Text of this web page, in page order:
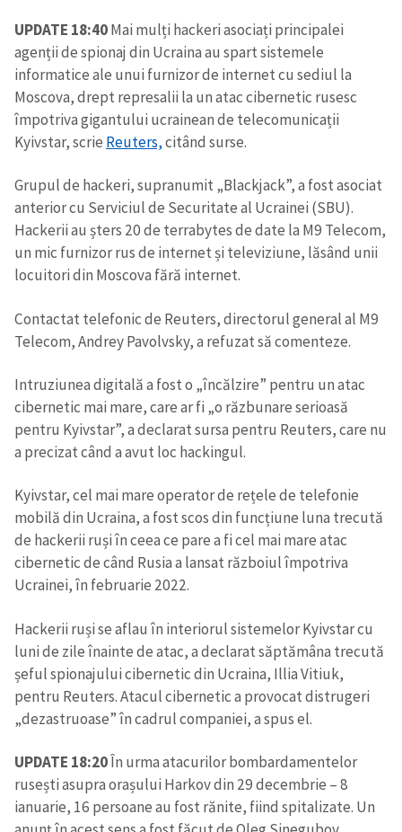
UPDATE 18:40Mai mulți hackeri asociați principalei
agenții de spionaj din Ucraina au spart sistemele
informatice ale unui furnizor de internet cu sediul la
Moscova, drept represalii la un atac cibernetic rusesc
împotriva gigantului ucrainean de telecomunicații
Kyivstar, scrie Reuters,citând surse.
Grupul de hackeri, supranumit „Blackjack”, a fost asociat
anterior cu Serviciul de Securitate al Ucrainei (SBU).
Hackerii au șters 20 de terrabytes de date la M9 Telecom,
un mic furnizor rus de internet și televiziune, lăsând unii
locuitori din Moscova fără internet.
Contactat telefonic de Reuters, directorul general al M9
Telecom, Andrey Pavolvsky, a refuzat să comenteze.
Intruziunea digitală a fost o „încălzire” pentru un atac
cibernetic mai mare, care ar fi „o răzbunare serioasă
pentru Kyivstar”, a declarat sursa pentru Reuters, care nu
a precizat când a avut loc hackingul.
Kyivstar, cel mai mare operator de rețele de telefonie
mobilă din Ucraina, a fost scos din funcțiune luna trecută
de hackerii ruși în ceea ce pare a fi cel mai mare atac
cibernetic de când Rusia a lansat războiul împotriva
Ucrainei, în februarie 2022.
Hackerii ruși se aflau în interiorul sistemelor Kyivstar cu
luni de zile înainte de atac, a declarat săptămâna trecută
șeful spionajului cibernetic din Ucraina, Illia Vitiuk,
pentru Reuters. Atacul cibernetic a provocat distrugeri
„dezastruoase” în cadrul companiei, a spus el.
UPDATE 18:20În urma atacurilor bombardamentelor
rusești asupra orașului Harkov din 29 decembrie – 8
ianuarie, 16 persoane au fost rănite, fiind spitalizate. Un